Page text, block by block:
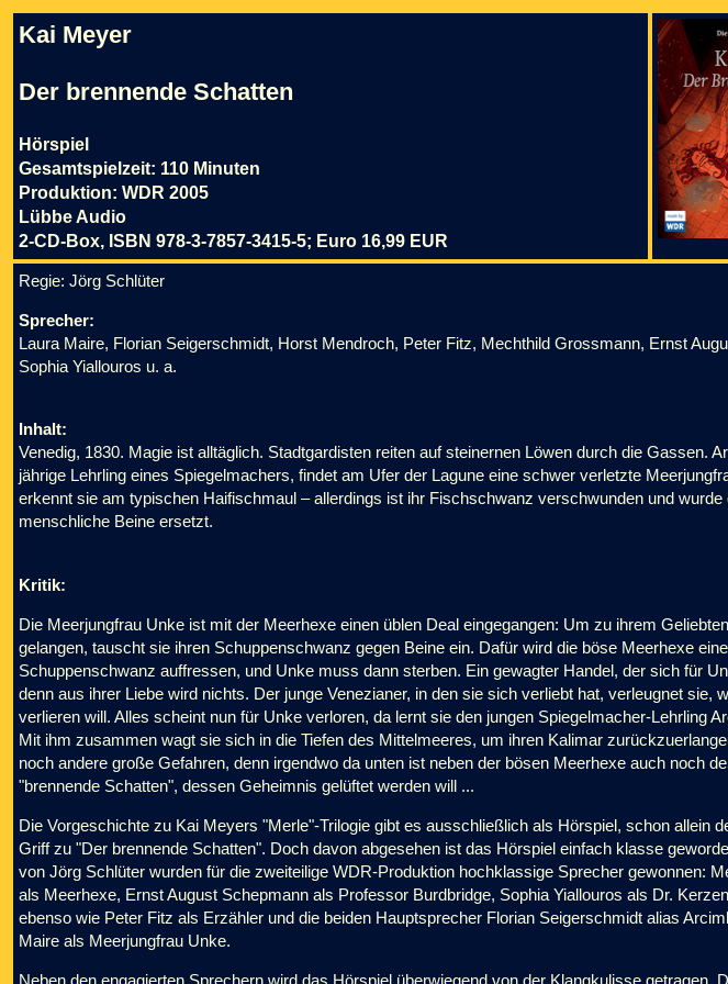
Kai Meyer
Der brennende Schatten
Hörspiel
Gesamtspielzeit: 110 Minuten
Produktion: WDR 2005
Lübbe Audio
2-CD-Box, ISBN 978-3-7857-3415-5; Euro 16,99 EUR
Regie: Jörg Schlüter
Sprecher:
Laura Maire, Florian Seigerschmidt, Horst Mendroch, Peter Fitz, Mechthild Grossmann, Ernst
Sophia Yiallouros u. a.
Inhalt:
Venedig, 1830. Magie ist alltäglich. Stadtgardisten reiten auf steinernen Löwen durch die Gassen.
jährige Lehrling eines Spiegelmachers, findet am Ufer der Lagune eine schwer verletzte
erkennt sie am typischen Haifischmaul – allerdings ist ihr Fischschwanz verschwunden und wurde
menschliche Beine ersetzt.
Kritik:
Die Meerjungfrau Unke ist mit der Meerhexe einen üblen Deal eingegangen: Um zu ihrem
gelangen, tauscht sie ihren Schuppenschwanz gegen Beine ein. Dafür wird die böse Meerhexe
Schuppenschwanz auffressen, und Unke muss dann sterben. Ein gewagter Handel, der sich für
denn aus ihrer Liebe wird nichts. Der junge Venezianer, in den sie sich verliebt hat, verleugnet sie,
verlieren will. Alles scheint nun für Unke verloren, da lernt sie den jungen Spiegelmacher-Lehrling
Mit ihm zusammen wagt sie sich in die Tiefen des Mittelmeeres, um ihren Kalimar
noch andere große Gefahren, denn irgendwo da unten ist neben der bösen Meerhexe auch noch
"brennende Schatten", dessen Geheimnis gelüftet werden will ...
Die Vorgeschichte zu Kai Meyers "Merle"-Trilogie gibt es ausschließlich als Hörspiel, schon allein
Griff zu "Der brennende Schatten". Doch davon abgesehen ist das Hörspiel einfach klasse
von Jörg Schlüter wurden für die zweiteilige WDR-Produktion hochklassige Sprecher gewonnen:
als Meerhexe, Ernst August Schepmann als Professor Burdbridge, Sophia Yiallouros als Dr.
ebenso wie Peter Fitz als Erzähler und die beiden Hauptsprecher Florian Seigerschmidt alias
Maire als Meerjungfrau Unke.
Neben den engagierten Sprechern wird das Hörspiel überwiegend von der Klangkulisse getragen.